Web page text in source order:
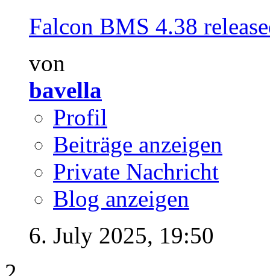
Falcon BMS 4.38
von
bavella
Profil
Beiträge anzeigen
Private Nachricht
Blog anzeigen
6. July 2025, 19:50